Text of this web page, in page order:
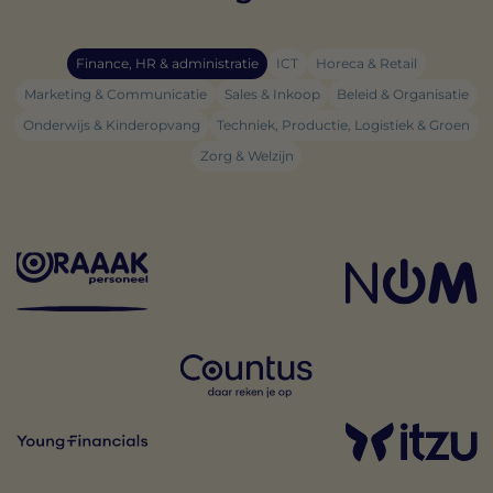
Finance, HR & administratie ICT
Horeca & Retail
Marketing & Communicatie
Sales & Inkoop
Beleid & Organisatie
Onderwijs & Kinderopvang
Techniek, Productie, Logistiek & Groen
Zorg & Welzijn